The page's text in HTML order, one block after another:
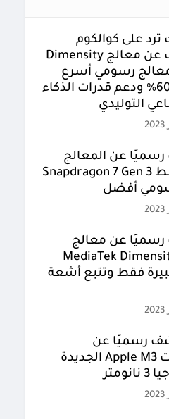
ترد على كوالكوم
وتكشف عن معالج Dimensity
بمعالج رسومي أسرع
بنسبة 60% ودعم قدرات الذكاء
التوليدي
عن المعالج
المتوسط Snapdragon 7 Gen 3
أفضل
عن معالج
MediaTek
فقط وتتبع أشعة
رسميًا عن
معالجات Apple M3 الجديدة